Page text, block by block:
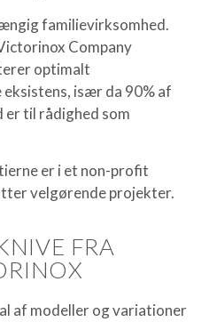
familievirksomhed.
Company
optimalt
især da 90% af
er til rådighed som
er i et non-profit
velgørende projekter.
FRA
af modeller og variationer